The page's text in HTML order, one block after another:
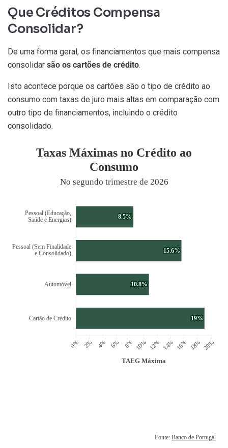
Que Créditos Compensa
Consolidar?
De uma forma geral, os financiamentos que mais compensa
consolidar são os cartões de crédito.
Isto acontece porque os cartões são o tipo de crédito ao
consumo com taxas de juro mais altas em comparação com
outro tipo de financiamentos, incluindo o crédito
consolidado.